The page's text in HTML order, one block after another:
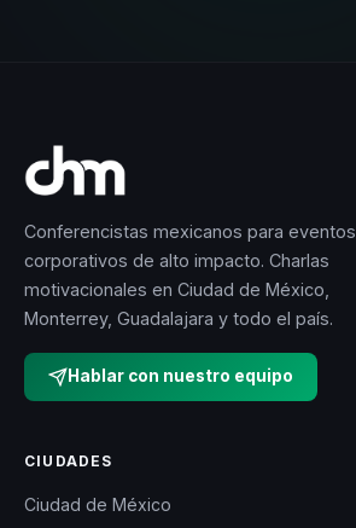
Conferencistas mexicanos para eventos
corporativos de alto impacto. Charlas
motivacionales en Ciudad de México,
Monterrey, Guadalajara y todo el país.
Hablar con nuestro equipo
CIUDADES
Ciudad de México